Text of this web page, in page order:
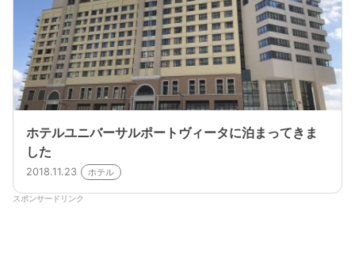
ホテルユニバーサルポートヴィータに泊まってきま
した
2018.11.23 ホテル
スポンサードリンク